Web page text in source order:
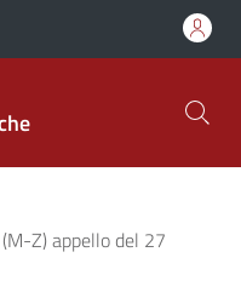
Z) appello del 27